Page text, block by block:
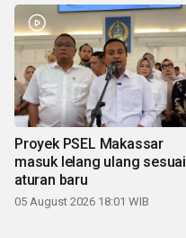
Proyek PSEL Makassar
masuk lelang ulang sesuai
aturan baru
05 August 2026 18:01 WIB